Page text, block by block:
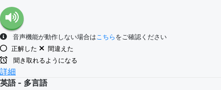
音声機能が動作しない場合は こちら をご確認ください
正解した
間違えた
聞き取れるようになる
詳細
英語 - 多言語